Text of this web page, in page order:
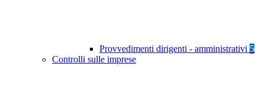
Provvedimenti dirigenti - amministrativi 5
Controlli sulle imprese